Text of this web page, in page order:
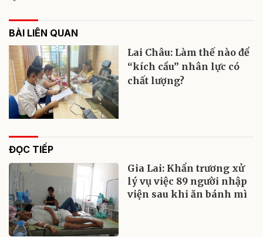
BÀI LIÊN QUAN
Lai Châu: Làm thế nào để
“kích cầu” nhân lực có
chất lượng?
ĐỌC TIẾP
Gia Lai: Khẩn trương xử
lý vụ việc 89 người nhập
viện sau khi ăn bánh mì